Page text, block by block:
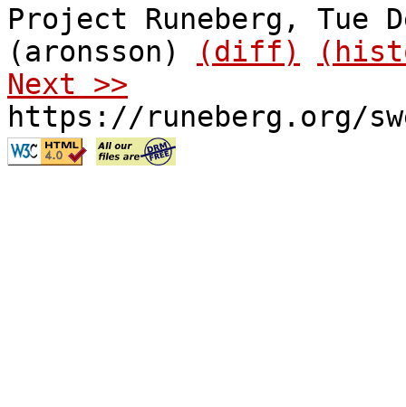
Project Runeberg, Tue
(aronsson)
(diff)
Next >>
https://runeberg.org/